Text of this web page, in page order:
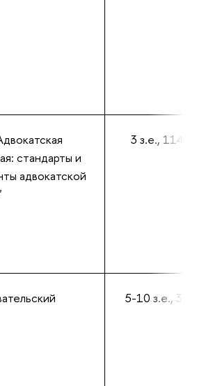
стандарты и
адвокатской
3 з.е., 114
5-10 з.е., 308